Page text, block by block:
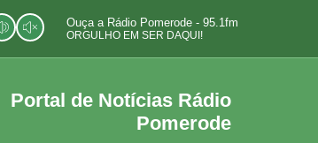
Ouça a Rádio Pomerode - 95.1fm
ORGULHO EM SER DAQUI!
Portal de Notícias Rádio
Pomerode